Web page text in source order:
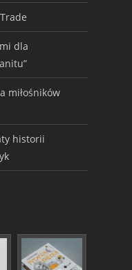
dla
miłośników
historii